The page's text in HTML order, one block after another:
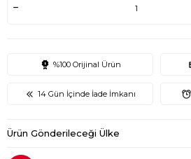
%100 Orijinal Ürün
14 Gün İçinde İade İmkanı
Ürün Gönderileceği Ülke